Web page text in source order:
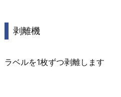
剥離機
ラベルを1枚ずつ剥離します